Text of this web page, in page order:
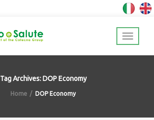
Tag Archives: DOP Economy
Home DOP Economy